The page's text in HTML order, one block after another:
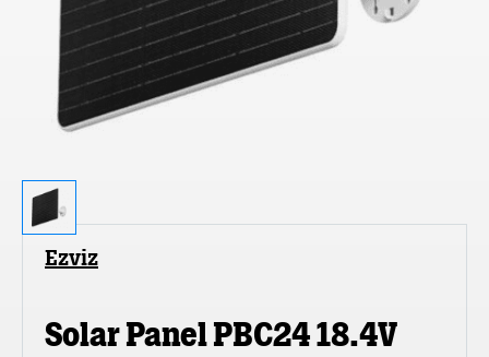
Ezviz
Solar Panel PBC24 18.4V